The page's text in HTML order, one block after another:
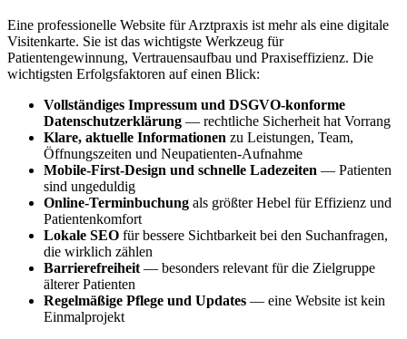
Eine professionelle Website für Arztpraxis ist mehr als eine digitale
Visitenkarte. Sie ist das wichtigste Werkzeug für
Patientengewinnung, Vertrauensaufbau und Praxiseffizienz. Die
wichtigsten Erfolgsfaktoren auf einen Blick:
Vollständiges Impressum und DSGVO-konforme
Datenschutzerklärung — rechtliche Sicherheit hat Vorrang
Klare, aktuelle Informationen zu Leistungen, Team,
Öffnungszeiten und Neupatienten-Aufnahme
Mobile-First-Design und schnelle Ladezeiten — Patienten
sind ungeduldig
Online-Terminbuchung als größter Hebel für Effizienz und
Patientenkomfort
Lokale SEO für bessere Sichtbarkeit bei den Suchanfragen,
die wirklich zählen
Barrierefreiheit — besonders relevant für die Zielgruppe
älterer Patienten
Regelmäßige Pflege und Updates — eine Website ist kein
Einmalprojekt